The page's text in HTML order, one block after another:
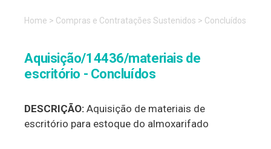
Home > Compras e Contratações Sustenidos > Concluídos
Aquisição/14436/materiais de
escritório - Concluídos
DESCRIÇÃO: Aquisição de materiais de
escritório para estoque do almoxarifado